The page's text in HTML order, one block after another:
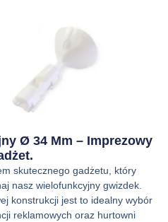
Ø 34 Mm – Imprezowy
skutecznego gadżetu, który
nasz wielofunkcyjny gwizdek.
konstrukcji jest to idealny wybór
reklamowych oraz hurtowni